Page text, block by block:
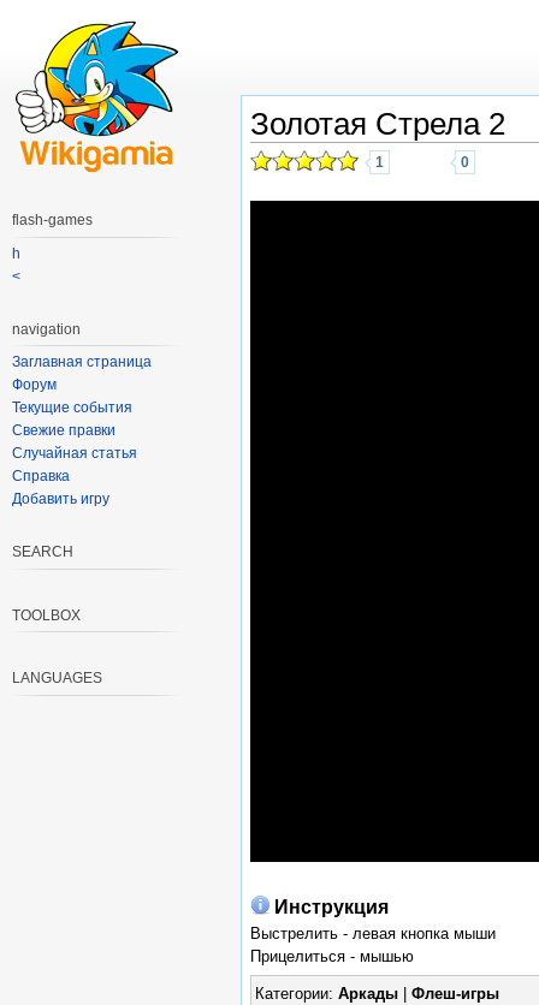
Золотая Стрела 2
1 0
Инструкция
Выстрелить - левая кнопка мыши
Прицелиться - мышью
Категории: Аркады| Флеш-игры
flash-games
h
<
navigation
Заглавная страница
Форум
Текущие события
Свежие правки
Случайная статья
Справка
Добавить игру
SEARCH
TOOLBOX
LANGUAGES